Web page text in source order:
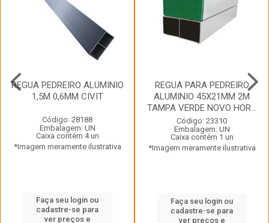
REGUA PEDREIRO ALUMINIO
1,5M 0,6MM CIVIT
Código: 28188
Embalagem: UN
Caixa contém 4 un
*Imagem meramente ilustrativa
Faça seu login ou
cadastre-se para
ver preços e
REGUA PARA PEDREIRO
ALUMINIO 45X21MM 2M
TAMPA VERDE NOVO HOR...
Código: 23310
Embalagem: UN
Caixa contém 1 un
*Imagem meramente ilustrativa
Faça seu login ou
cadastre-se para
ver preços e